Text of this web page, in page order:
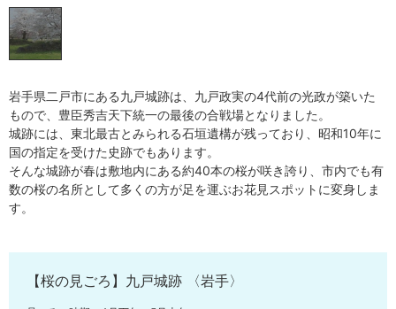
岩手県二戸市にある九戸城跡は、九戸政実の4代前の光政が築いた
もので、豊臣秀吉天下統一の最後の合戦場となりました。
城跡には、東北最古とみられる石垣遺構が残っており、昭和10年に
国の指定を受けた史跡でもあります。
そんな城跡が春は敷地内にある約40本の桜が咲き誇り、市内でも有
数の桜の名所として多くの方が足を運ぶお花見スポットに変身しま
す。
【桜の見ごろ】九戸城跡 〈岩手〉